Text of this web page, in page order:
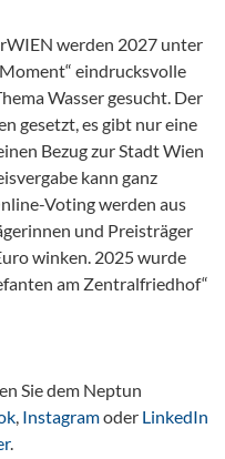
werden 2027 unter
eindrucksvolle
Wasser gesucht. Der
gesetzt, es gibt nur eine
Bezug zur Stadt Wien
kann ganz
Voting werden aus
und Preisträger
winken. 2025 wurde
am Zentralfriedhof“
Sie dem Neptun
, Instagramoder LinkedIn
.